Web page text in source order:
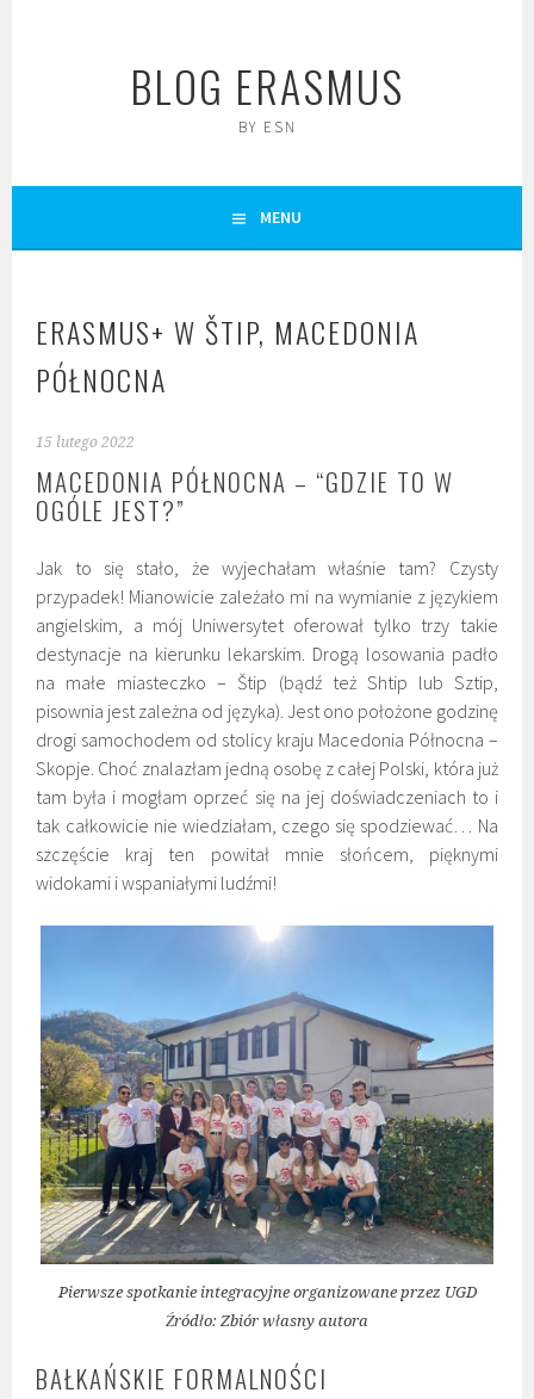
BLOG ERASMUS
BY ESN
MENU
ERASMUS+ W ŠTIP, MACEDONIA
PÓŁNOCNA
15 lutego 2022
MACEDONIA PÓŁNOCNA – “GDZIE TO W
OGÓLE JEST?”
Jak to się stało, że wyjechałam właśnie tam? Czysty
przypadek! Mianowicie zależało mi na wymianie z językiem
angielskim, a mój Uniwersytet oferował tylko trzy takie
destynacje na kierunku lekarskim. Drogą losowania padło
na małe miasteczko – Štip (bądź też Shtip lub Sztip,
pisownia jest zależna od języka). Jest ono położone godzinę
drogi samochodem od stolicy kraju Macedonia Północna –
Skopje. Choć znalazłam jedną osobę z całej Polski, która już
tam była i mogłam oprzeć się na jej doświadczeniach to i
tak całkowicie nie wiedziałam, czego się spodziewać… Na
szczęście kraj ten powitał mnie słońcem, pięknymi
widokami i wspaniałymi ludźmi!
Pierwsze spotkanie integracyjne organizowane przez UGD
Źródło: Zbiór własny autora
BAŁKAŃSKIE FORMALNOŚCI